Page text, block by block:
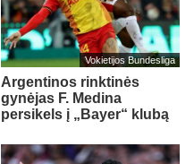
Vokietijos Bundesliga
Argentinos rinktinės
gynėjas F. Medina
persikels į „Bayer“ klubą